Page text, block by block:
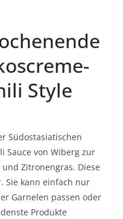
Style
Südostasiatischen
Sauce von Wiberg zur
Zitronengras. Diese
Sie kann einfach nur
Garnelen passen oder
Produkte